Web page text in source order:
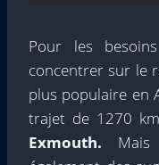
Pour les
concentrer sur le
plus populaire en
trajet de 1270
Exmouth.